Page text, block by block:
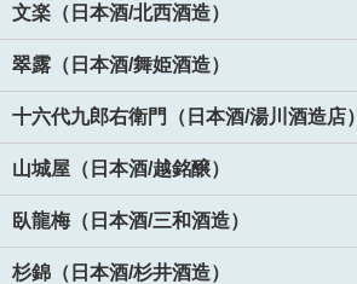
文楽（日本酒/北西酒造）
翠露（日本酒/舞姫酒造）
十六代九郎右衛門（日本酒/湯川酒造店）
山城屋（日本酒/越銘醸）
臥龍梅（日本酒/三和酒造）
杉錦（日本酒/杉井酒造）